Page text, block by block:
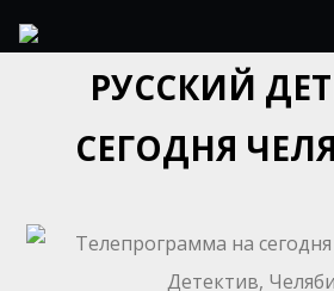
РУССКИЙ
СЕГОДНЯ